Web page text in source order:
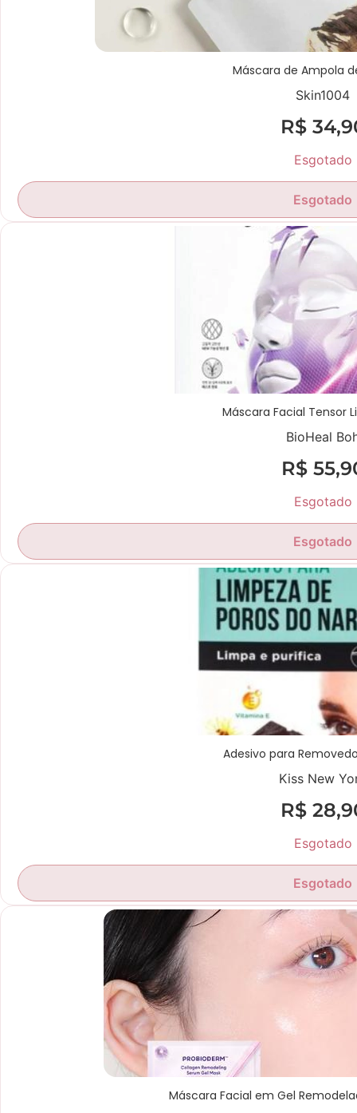
Máscara de Ampola
Skin1004
R$
Esgotado
Esgotado
Máscara Facial Tensor
BioHeal
R$
Esgotado
Esgotado
Adesivo para
Kiss New
R$
Esgotado
Esgotado
Máscara Facial em Gel